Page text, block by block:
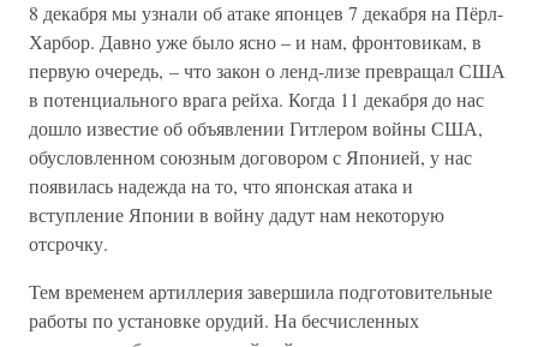
8 декабря мы узнали об атаке японцев 7 декабря на Пёрл-
Харбор. Давно уже было ясно – и нам, фронтовикам, в
первую очередь, – что закон о ленд-лизе превращал США
в потенциального врага рейха. Когда 11 декабря до нас
дошло известие об объявлении Гитлером войны США,
обусловленном союзным договором с Японией, у нас
появилась надежда на то, что японская атака и
вступление Японии в войну дадут нам некоторую
отсрочку.
Тем временем артиллерия завершила подготовительные
работы по установке орудий. На бесчисленных